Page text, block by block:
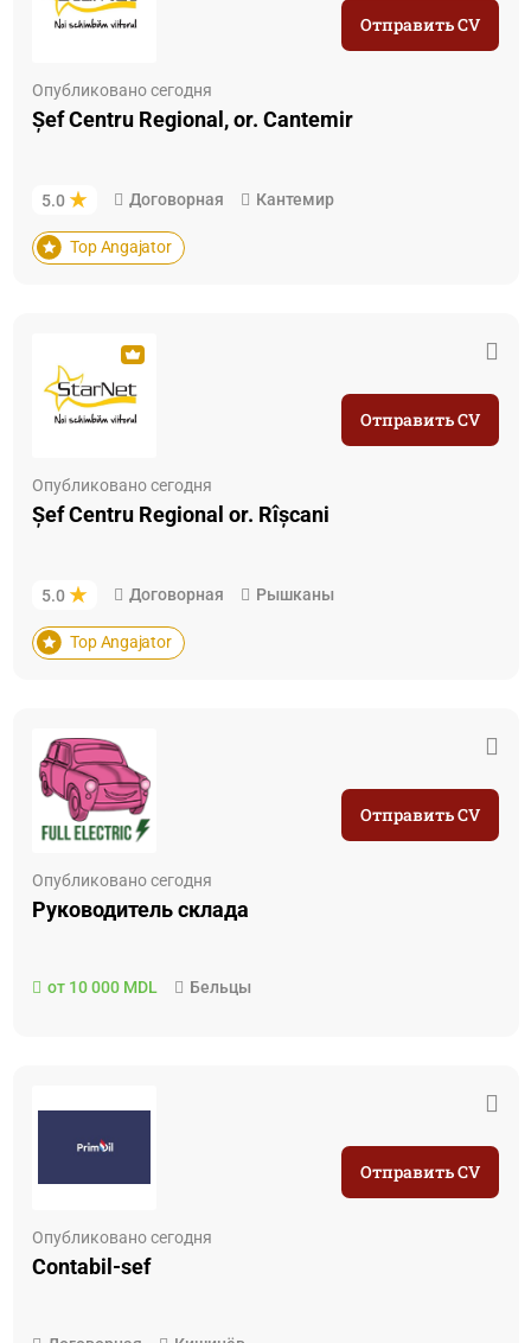
Опубликовано сегодня
Șef Centru Regional, or. Cantemir
5.0 Договорная Кантемир
Top Angajator
Отправить CV
Опубликовано сегодня
Șef Centru Regional or. Rîșcani
5.0 Договорная Рышканы
Top Angajator
Отправить CV
Опубликовано сегодня
Руководитель складa
от 10 000 MDL Бельцы
Отправить CV
Опубликовано сегодня
Contabil-sef
Отправить CV